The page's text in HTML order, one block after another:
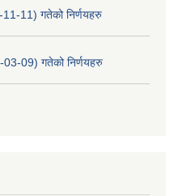
11-11) गतेको निर्णयहरु
03-09) गतेको निर्णयहरु